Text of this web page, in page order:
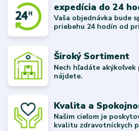
expedícia do 24
Vaša objednávka bude
priebehu 24 hodín od
Široký Sortiment
Nech hľadáte
nájdete.
Kvalita a
Našim cieľom je
kvalitu zdravotníckych